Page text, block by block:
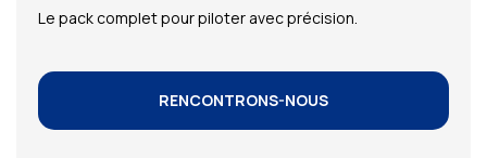
Le pack complet pour piloter avec précision.
RENCONTRONS-NOUS